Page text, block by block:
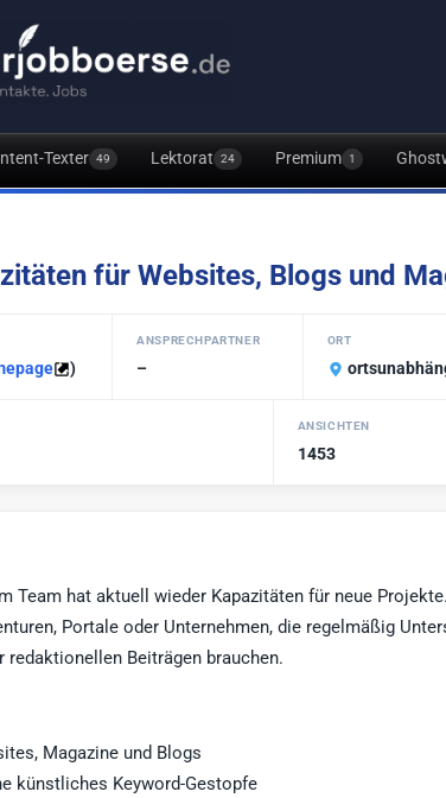
Texter 49 Lektorat 24 Premium 1
für Websites, Blogs und
)
ANSPRECHPARTNER
–
ORT
ANSICHTEN
1453
Team hat aktuell wieder Kapazitäten für neue
Portale oder Unternehmen, die regelmäßig
redaktionellen Beiträgen brauchen.
Magazine und Blogs
künstliches Keyword-Gestopfe